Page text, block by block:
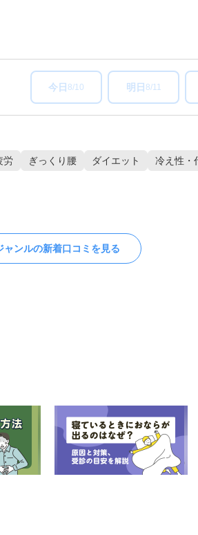
今日 8/10 明日 8/11
労 ぎっくり腰 ダイエット 冷え性・
ャンルの新着口コミを見る